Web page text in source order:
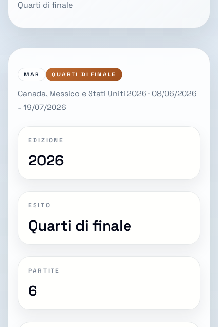
Quarti di finale
MAR QUARTI DI FINALE
Canada, Messico e Stati Uniti 2026 · 08/06/2026
- 19/07/2026
EDIZIONE
2026
ESITO
Quarti di finale
PARTITE
6